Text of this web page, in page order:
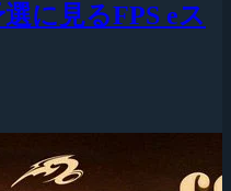
に見るFPS eス